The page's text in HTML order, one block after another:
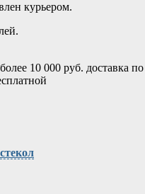
курьером.
10 000 руб. доставка по